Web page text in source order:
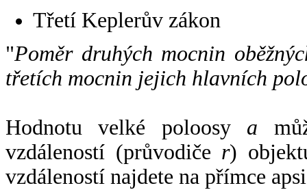
Třetí Keplerův zákon
"Poměr druhých mocnin
třetích mocnin jejich hlavních
Hodnotu velké poloosy a
vzdáleností (průvodiče r)
vzdáleností najdete na přímce